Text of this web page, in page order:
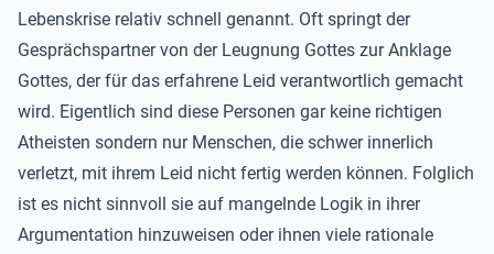
Lebenskrise relativ schnell genannt. Oft springt der
Gesprächspartner von der Leugnung Gottes zur Anklage
Gottes, der für das erfahrene Leid verantwortlich gemacht
wird. Eigentlich sind diese Personen gar keine richtigen
Atheisten sondern nur Menschen, die schwer innerlich
verletzt, mit ihrem Leid nicht fertig werden können. Folglich
ist es nicht sinnvoll sie auf mangelnde Logik in ihrer
Argumentation hinzuweisen oder ihnen viele rationale